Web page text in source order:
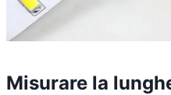
Misurare la